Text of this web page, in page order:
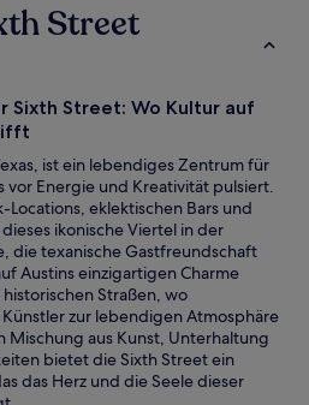
Street
Sixth Street: Wo Kultur auf
ist ein lebendiges Zentrum für
vor Energie und Kreativität pulsiert.
eklektischen Bars und
ikonische Viertel in der
die texanische Gastfreundschaft
Austins einzigartigen Charme
Straßen, wo
zur lebendigen Atmosphäre
aus Kunst, Unterhaltung
bietet die Sixth Street ein
das Herz und die Seele dieser